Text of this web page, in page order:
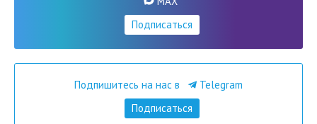
Подписаться
Подпишитесь на нас в
Telegram
Подписаться